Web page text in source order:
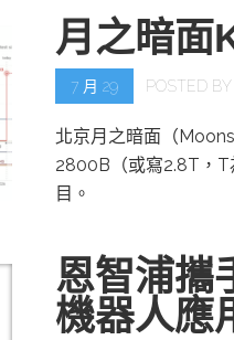
月之暗面
7 月 29 POSTED BY
北京月之暗面（
2800B（或寫2.8T，T
目。
恩智浦攜
機器人應